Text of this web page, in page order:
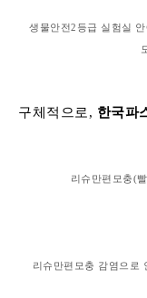
생물안전2 등급 실험실
구체적으로 , 한국파
리슈만편모충(
리슈만편모충 감염으로